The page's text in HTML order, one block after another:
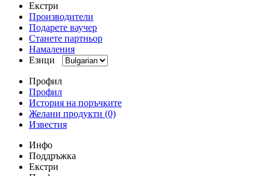
Екстри
Производители
Подарете ваучер
Станете партньор
Намаления
Езици
Профил
Профил
История на поръчките
Желани продукти (0)
Известия
Инфо
Поддръжка
Екстри